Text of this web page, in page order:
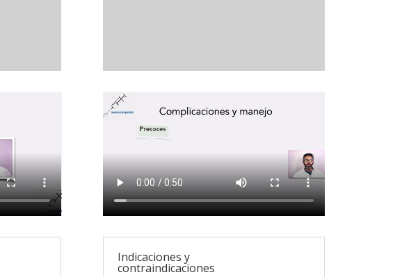
Indicaciones y
contraindicaciones